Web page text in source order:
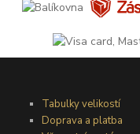
Tabulky velikostí
Doprava a platba